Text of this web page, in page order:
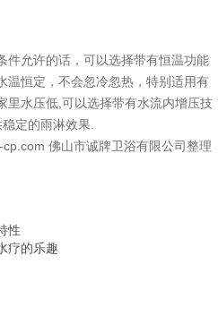
允许的话，可以选择带有恒温功能
温恒定，不会忽冷忽热，特别适用有
里水压低,可以选择带有水流内增压技
定的雨淋效果.
佛山市诚牌卫浴有限公司整理
性
疗的乐趣